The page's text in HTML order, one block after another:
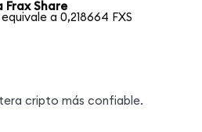
Frax Share
equivale a 0,218664 FXS
cripto más confiable.